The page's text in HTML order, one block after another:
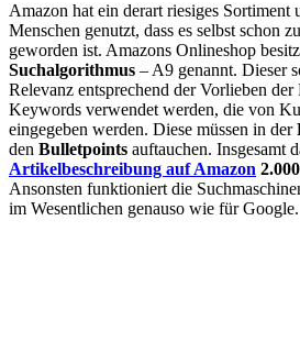
Amazon hat ein derart riesiges
Menschen genutzt, dass es selbst schon
geworden ist. Amazons Onlineshop
Suchalgorithmus – A9 genannt. Dieser
Relevanz entsprechend der Vorlieben
Keywords verwendet werden, die von
eingegeben werden. Diese müssen in der
den Bulletpoints auftauchen. Insgesamt
Artikelbeschreibung auf Amazon
Ansonsten funktioniert die
im Wesentlichen genauso wie für Google.